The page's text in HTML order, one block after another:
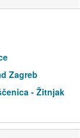
Zagreb
- Žitnjak